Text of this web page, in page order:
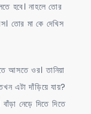
হবে। নাহলে তোর
তোর মা কে দেখিস
আসতে ওর। তানিয়া
এটা দাঁড়িয়ে যায়?
নেড়ে দিতে দিতে